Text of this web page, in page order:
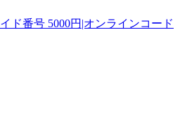
ド番号 5000円|オンラインコード